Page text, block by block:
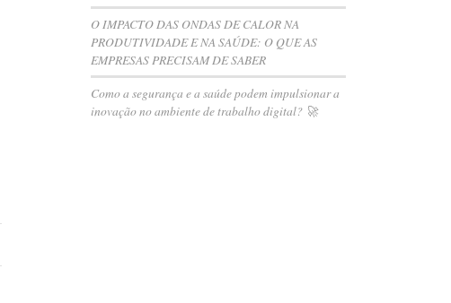
O IMPACTO DAS ONDAS DE CALOR NA
PRODUTIVIDADE E NA SAÚDE: O QUE AS
EMPRESAS PRECISAM DE SABER
Como a segurança e a saúde podem impulsionar a
inovação no ambiente de trabalho digital? 🚀